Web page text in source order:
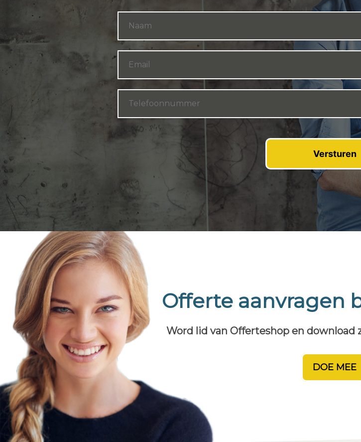
Offerte aanvragen
Word lid van Offerteshop en download
DOE MEE